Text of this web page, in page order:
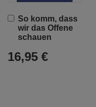
So komm, dass
wir das Offene
schauen
16,95 €
In
den
Warenkorb